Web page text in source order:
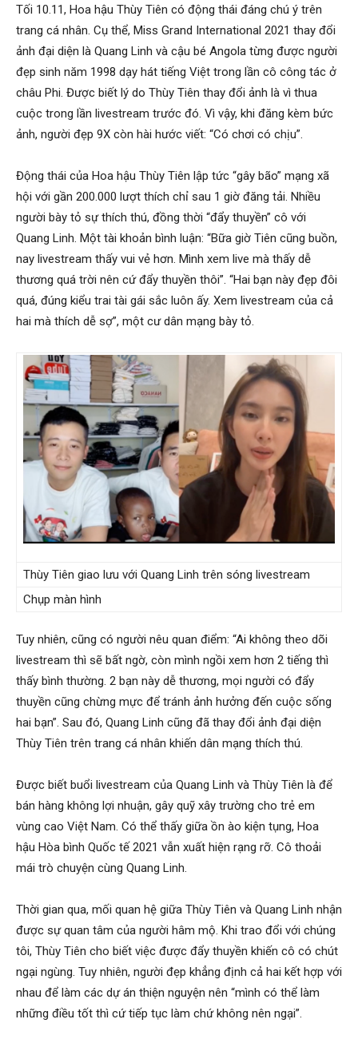
Tối 10.11, Hoa hậu Thùy Tiên có động thái đáng chú ý trên
trang cá nhân. Cụ thể, Miss Grand International 2021 thay đổi
ảnh đại diện là Quang Linh và cậu bé Angola từng được người
đẹp sinh năm 1998 dạy hát tiếng Việt trong lần cô công tác ở
châu Phi. Được biết lý do Thùy Tiên thay đổi ảnh là vì thua
cuộc trong lần livestream trước đó. Vì vậy, khi đăng kèm bức
ảnh, người đẹp 9X còn hài hước viết: “Có chơi có chịu”.
Động thái của Hoa hậu Thùy Tiên lập tức “gây bão” mạng xã
hội với gần 200.000 lượt thích chỉ sau 1 giờ đăng tải. Nhiều
người bày tỏ sự thích thú, đồng thời “đẩy thuyền” cô với
Quang Linh. Một tài khoản bình luận: “Bữa giờ Tiên cũng buồn,
nay livestream thấy vui vẻ hơn. Mình xem live mà thấy dễ
thương quá trời nên cứ đẩy thuyền thôi”. “Hai bạn này đẹp đôi
quá, đúng kiểu trai tài gái sắc luôn ấy. Xem livestream của cả
hai mà thích dễ sợ”, một cư dân mạng bày tỏ.
Thùy Tiên giao lưu với Quang Linh trên sóng livestream
Chụp màn hình
Tuy nhiên, cũng có người nêu quan điểm: “Ai không theo dõi
livestream thì sẽ bất ngờ, còn mình ngồi xem hơn 2 tiếng thì
thấy bình thường. 2 bạn này dễ thương, mọi người có đẩy
thuyền cũng chừng mực để tránh ảnh hưởng đến cuộc sống
hai bạn”. Sau đó, Quang Linh cũng đã thay đổi ảnh đại diện
Thùy Tiên trên trang cá nhân khiến dân mạng thích thú.
Được biết buổi livestream của Quang Linh và Thùy Tiên là để
bán hàng không lợi nhuận, gây quỹ xây trường cho trẻ em
vùng cao Việt Nam. Có thể thấy giữa ồn ào kiện tụng, Hoa
hậu Hòa bình Quốc tế 2021 vẫn xuất hiện rạng rỡ. Cô thoải
mái trò chuyện cùng Quang Linh.
Thời gian qua, mối quan hệ giữa Thùy Tiên và Quang Linh nhận
được sự quan tâm của người hâm mộ. Khi trao đổi với chúng
tôi, Thùy Tiên cho biết việc được đẩy thuyền khiến cô có chút
ngại ngùng. Tuy nhiên, người đẹp khẳng định cả hai kết hợp với
nhau để làm các dự án thiện nguyện nên “mình có thể làm
những điều tốt thì cứ tiếp tục làm chứ không nên ngại”.